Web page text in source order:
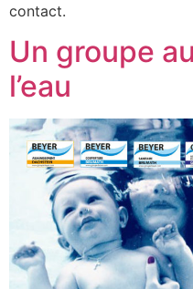
contact.
Un groupe
l’eau